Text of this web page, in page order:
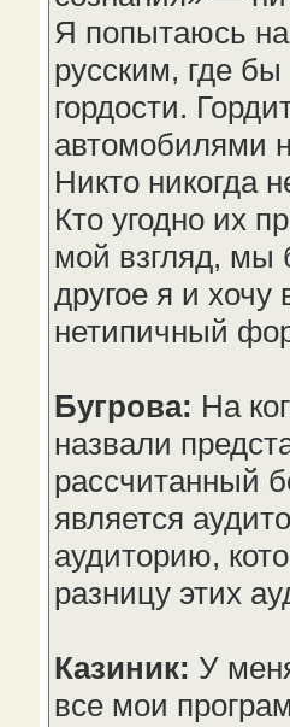
Я попытаюсь
русским, где
гордости.
автомобилями
Никто никогда
Кто угодно их
мой взгляд, мы
другое я и хочу
нетипичный
Бугрова: На
назвали
рассчитанный
является
аудиторию,
разницу этих
Казиник: У
все мои